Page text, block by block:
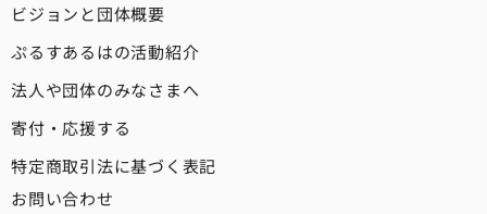
ビジョンと団体概要
ぷるすあるはの活動紹介
法人や団体のみなさまへ
寄付・応援する
特定商取引法に基づく表記
お問い合わせ